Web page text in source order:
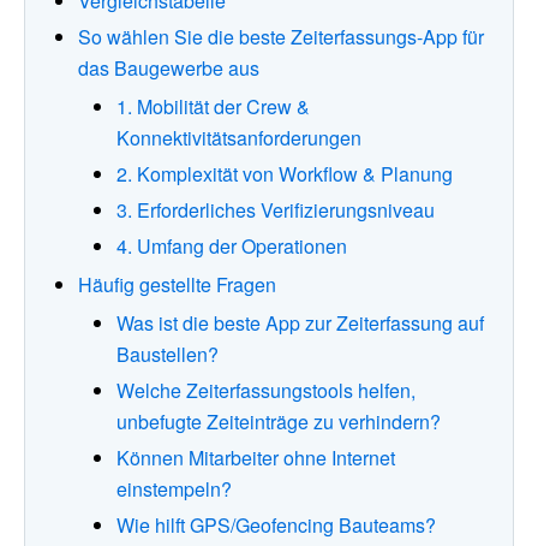
So wählen Sie die beste Zeiterfassungs-App für
das Baugewerbe aus
1. Mobilität der Crew &
Konnektivitätsanforderungen
2. Komplexität von Workflow & Planung
3. Erforderliches Verifizierungsniveau
4. Umfang der Operationen
Häufig gestellte Fragen
Was ist die beste App zur Zeiterfassung auf
Baustellen?
Welche Zeiterfassungstools helfen,
unbefugte Zeiteinträge zu verhindern?
Können Mitarbeiter ohne Internet
einstempeln?
Wie hilft GPS/Geofencing Bauteams?